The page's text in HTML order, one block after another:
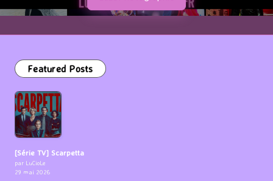
Featured Posts
[Série TV] Scarpetta
par LuCioLe
29 mai 2026